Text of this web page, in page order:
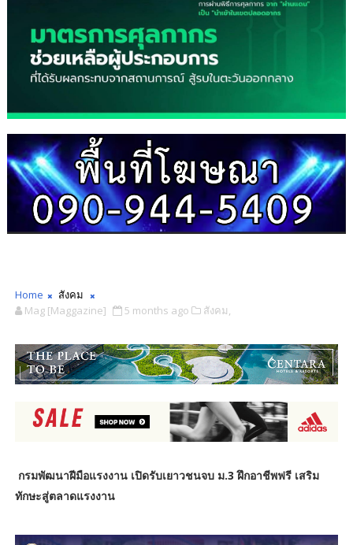
Home
สังคม
Mag [Maggazine]
5 months ago สังคม,
กรมพัฒนาฝีมือแรงงาน เปิดรับเยาวชนจบ ม.3 ฝึกอาชีพฟรี เสริม
ทักษะสู่ตลาดแรงงาน